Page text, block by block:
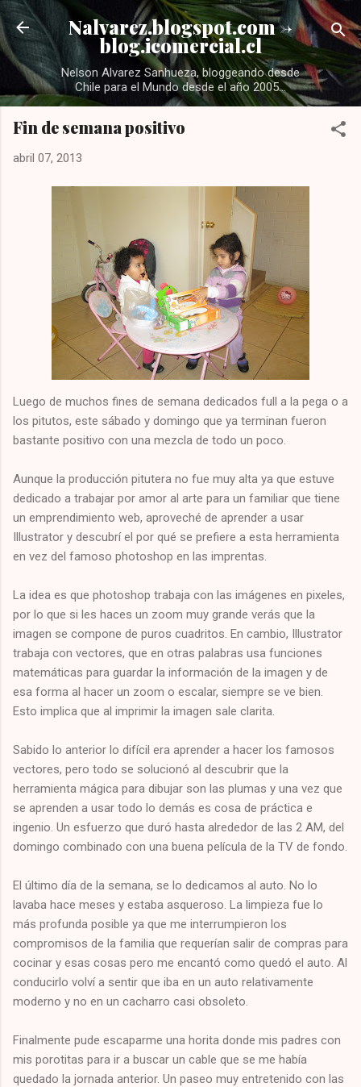
Ir al contenido principal
Nalvarez.blogspot.com ->
blog.icomercial.cl
Nelson Alvarez Sanhueza, bloggeando desde
Chile para el Mundo desde el año 2005...
Fin de semana positivo
abril 07, 2013
Luego de muchos fines de semana dedicados full a la pega o a
los pitutos, este sábado y domingo que ya terminan fueron
bastante positivo con una mezcla de todo un poco.
Aunque la producción pitutera no fue muy alta ya que estuve
dedicado a trabajar por amor al arte para un familiar que tiene
un emprendimiento web, aproveché de aprender a usar
Illustrator y descubrí el por qué se prefiere a esta herramienta
en vez del famoso photoshop en las imprentas.
La idea es que photoshop trabaja con las imágenes en pixeles,
por lo que si les haces un zoom muy grande verás que la
imagen se compone de puros cuadritos. En cambio, Illustrator
trabaja con vectores, que en otras palabras usa funciones
matemáticas para guardar la información de la imagen y de
esa forma al hacer un zoom o escalar, siempre se ve bien.
Esto implica que al imprimir la imagen sale clarita.
Sabido lo anterior lo difícil era aprender a hacer los famosos
vectores, pero todo se solucionó al descubrir que la
herramienta mágica para dibujar son las plumas y una vez que
se aprenden a usar todo lo demás es cosa de práctica e
ingenio. Un esfuerzo que duró hasta alrededor de las 2 AM, del
domingo combinado con una buena película de la TV de fondo.
El último día de la semana, se lo dedicamos al auto. No lo
lavaba hace meses y estaba asqueroso. La limpieza fue lo
más profunda posible ya que me interrumpieron los
compromisos de la familia que requerían salir de compras para
cocinar y esas cosas pero me encantó como quedó el auto. Al
conducirlo volví a sentir que iba en un auto relativamente
moderno y no en un cacharro casi obsoleto.
Finalmente pude escaparme una horita donde mis padres con
mis porotitas para ir a buscar un cable que se me había
quedado la jornada anterior. Un paseo muy entretenido con las